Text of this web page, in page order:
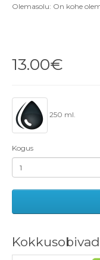
Olemasolu: On kohe
13.00€
250 ml.
Kogus